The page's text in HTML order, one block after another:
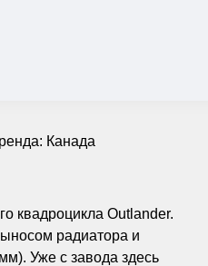
Канада
квадроцикла Outlander.
радиатора и
Уже с завода здесь